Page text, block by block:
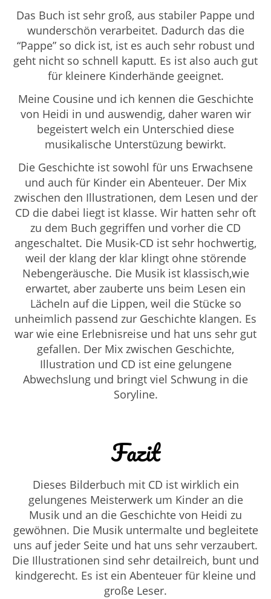
Das Buch ist sehr groß, aus stabiler Pappe und
wunderschön verarbeitet. Dadurch das die
“Pappe” so dick ist, ist es auch sehr robust und
geht nicht so schnell kaputt. Es ist also auch gut
für kleinere Kinderhände geeignet.
Meine Cousine und ich kennen die Geschichte
von Heidi in und auswendig, daher waren wir
begeistert welch ein Unterschied diese
musikalische Unterstüzung bewirkt.
Die Geschichte ist sowohl für uns Erwachsene
und auch für Kinder ein Abenteuer. Der Mix
zwischen den Illustrationen, dem Lesen und der
CD die dabei liegt ist klasse. Wir hatten sehr oft
zu dem Buch gegriffen und vorher die CD
angeschaltet. Die Musik-CD ist sehr hochwertig,
weil der klang der klar klingt ohne störende
Nebengeräusche. Die Musik ist klassisch,wie
erwartet, aber zauberte uns beim Lesen ein
Lächeln auf die Lippen, weil die Stücke so
unheimlich passend zur Geschichte klangen. Es
war wie eine Erlebnisreise und hat uns sehr gut
gefallen. Der Mix zwischen Geschichte,
Illustration und CD ist eine gelungene
Abwechslung und bringt viel Schwung in die
Soryline.
Fazit
Dieses Bilderbuch mit CD ist wirklich ein
gelungenes Meisterwerk um Kinder an die
Musik und an die Geschichte von Heidi zu
gewöhnen. Die Musik untermalte und begleitete
uns auf jeder Seite und hat uns sehr verzaubert.
Die Illustrationen sind sehr detailreich, bunt und
kindgerecht. Es ist ein Abenteuer für kleine und
große Leser.